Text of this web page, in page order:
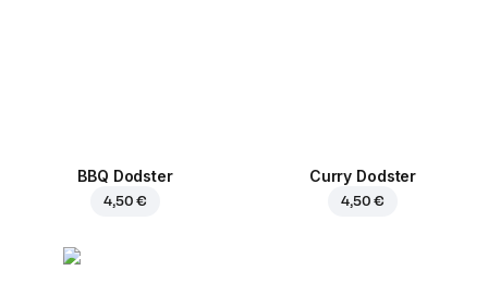
BBQ Dodster
4,50 €
Curry Dodster
4,50 €